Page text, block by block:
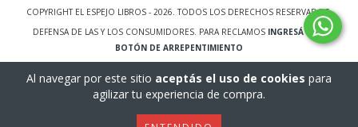
Al navegar por este sitio aceptás el uso de cookies para
agilizar tu experiencia de compra.
COPYRIGHT EL ESPEJO LIBROS - 2026. TODOS LOS DERECHOS RESERVADOS.
DEFENSA DE LAS Y LOS CONSUMIDORES. PARA RECLAMOS INGRESÁ ACÁ.
BOTÓN DE ARREPENTIMIENTO